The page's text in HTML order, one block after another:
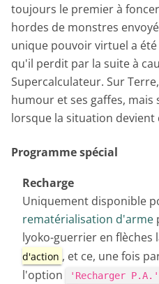
toujours le premier à
hordes de monstres
unique pouvoir virtuel a
qu'il perdit par la suite à
Supercalculateur. Sur
humour et ses gaffes,
lorsque la situation
Programme spécial
Recharge
Uniquement disponible
rematérialisation d'arme
lyoko-guerrier en flèches
d'action , et ce, une fois
l'option
'Recharger P.A.'